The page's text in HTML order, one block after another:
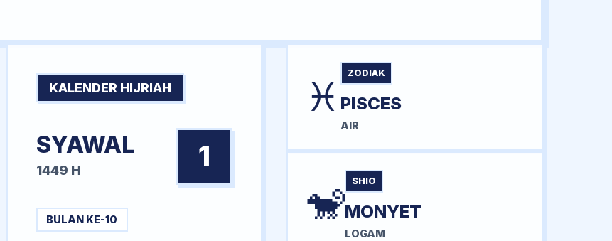
KALENDER HIJRIAH
SYAWAL
1449 H 1
BULAN KE-10
♓ ZODIAK
PISCES
AIR
🐒 SHIO
MONYET
LOGAM